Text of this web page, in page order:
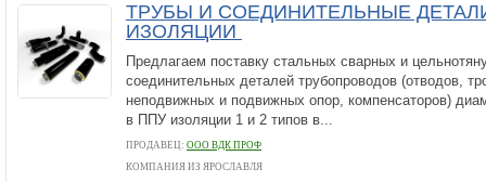
ТРУБЫ И СОЕДИНИТЕЛЬНЫЕ
ИЗОЛЯЦИИ
Предлагаем поставку стальных сварных и
соединительных деталей трубопроводов (отводов,
неподвижных и подвижных опор, компенсаторов)
в ППУ изоляции 1 и 2 типов в...
ПРОДАВЕЦ: ООО ВДК ПРОФ
КОМПАНИЯ ИЗ ЯРОСЛАВЛЯ